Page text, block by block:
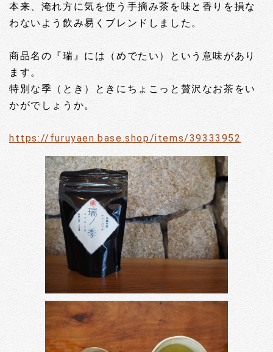
本来、淹れ方に気を使う手摘み茶を味と香りを損な
わないよう飲み易くブレンドしました。
商品名の『瑞』には（めでたい）という意味があり
ます。
特別な季（とき）ときにちょこっと贅沢なお茶をい
かがでしょうか。
https://furuyaen.base.shop/items/39333952